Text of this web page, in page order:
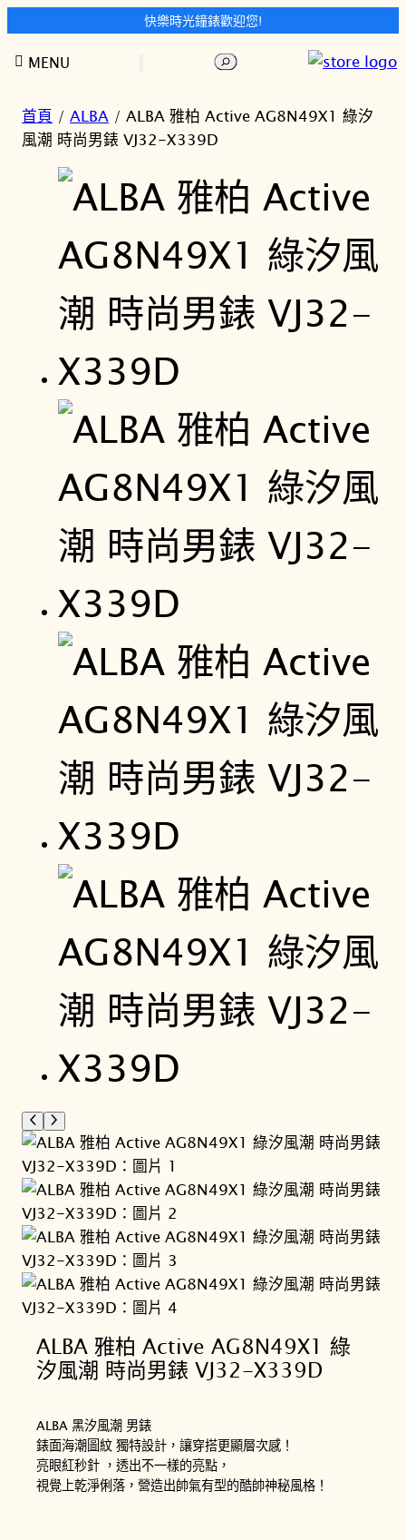
快樂時光鐘錶歡迎您!
至
搜
MENU
首頁 / ALBA / ALBA 雅柏 Active AG8N49X1 綠汐
風潮 時尚男錶 VJ32-X339D
ALBA 雅柏 Active AG8N49X1 綠
汐風潮 時尚男錶 VJ32-X339D
ALBA 黑汐風潮 男錶
錶面海潮圖紋 獨特設計，讓穿搭更顯層次感！
亮眼紅秒針 ，透出不一樣的亮點，
視覺上乾淨俐落，營造出帥氣有型的酷帥神秘風格！